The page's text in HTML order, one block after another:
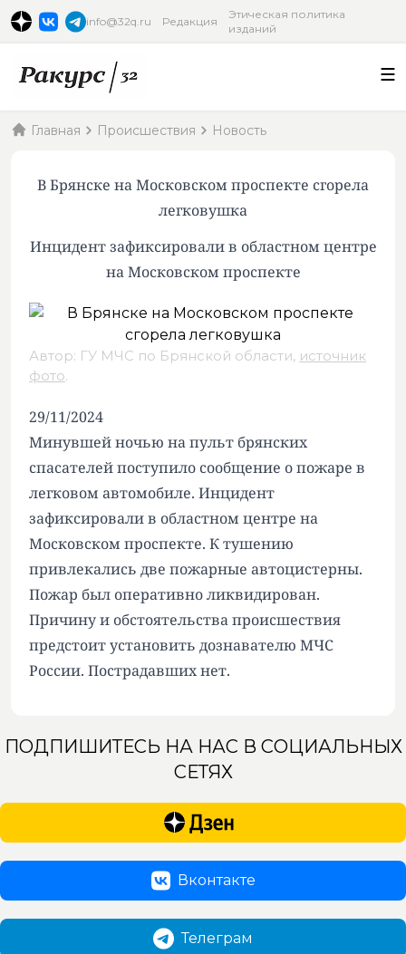
info@32q.ru Редакция
Этическая политика
изданий
Главная Происшествия Новость
В Брянске на Московском проспекте сгорела
легковушка
Инцидент зафиксировали в областном центре
на Московском проспекте
Автор: ГУ МЧС по Брянской области, источник
фото.
29/11/2024
Минувшей ночью на пульт брянских
спасателей поступило сообщение о пожаре в
легковом автомобиле. Инцидент
зафиксировали в областном центре на
Московском проспекте. К тушению
привлекались две пожарные автоцистерны.
Пожар был оперативно ликвидирован.
Причину и обстоятельства происшествия
предстоит установить дознавателю МЧС
России. Пострадавших нет.
ПОДПИШИТЕСЬ НА НАС В СОЦИАЛЬНЫХ
СЕТЯХ
Вконтакте
Телеграм